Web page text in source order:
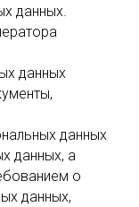
данных.
данных
данных
данных, а
о
данных,